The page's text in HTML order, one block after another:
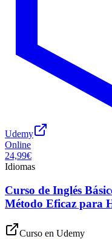
Udemy
Online
24,99€
Idiomas
Curso de Inglés
Método Eficaz para
Curso en Udemy